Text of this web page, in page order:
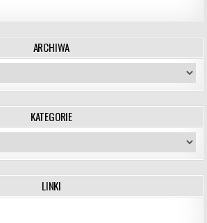
ARCHIWA
KATEGORIE
LINKI